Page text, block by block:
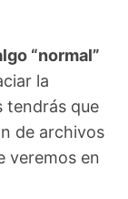
“normal”
la
tendrás que
de archivos
veremos en